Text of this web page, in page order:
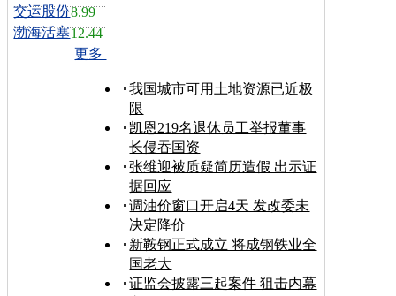
交运股份8.99
渤海活塞12.44
更多
我国城市可用土地资源已近极
限
凯恩219名退休员工举报董事
长侵吞国资
张维迎被质疑简历造假 出示证
据回应
调油价窗口开启4天 发改委未
决定降价
新鞍钢正式成立 将成钢铁业全
国老大
证监会披露三起案件 狙击内幕